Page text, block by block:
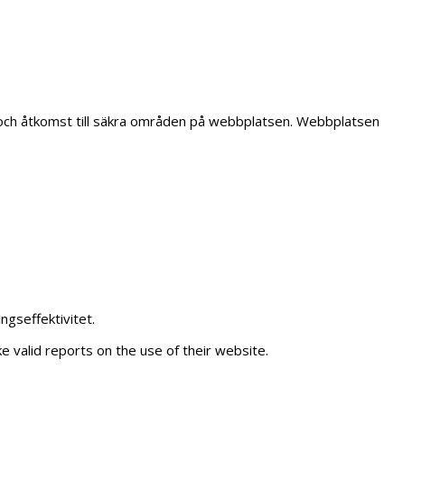
åtkomst till säkra områden på webbplatsen. Webbplatsen
valid reports on the use of their website.